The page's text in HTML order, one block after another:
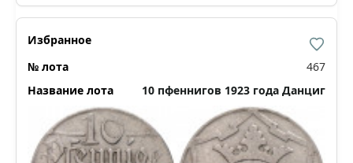
467
10 пфеннигов 1923 года Данциг